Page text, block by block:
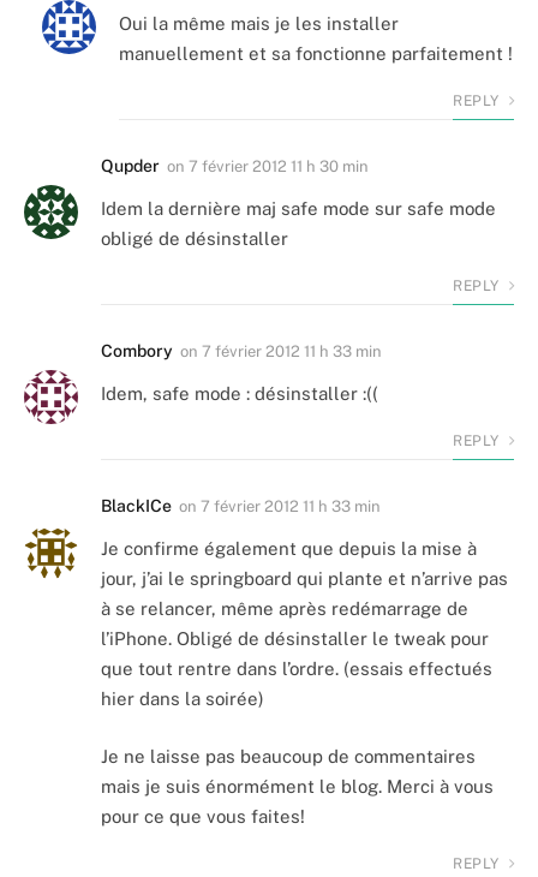
Oui la même mais je les installer
manuellement et sa fonctionne parfaitement !
REPLY
Qupder on 7 février 2012 11 h 30 min
Idem la dernière maj safe mode sur safe mode
obligé de désinstaller
REPLY
Combory on 7 février 2012 11 h 33 min
Idem, safe mode : désinstaller :((
REPLY
BlackICe on 7 février 2012 11 h 33 min
Je confirme également que depuis la mise à
jour, j’ai le springboard qui plante et n’arrive pas
à se relancer, même après redémarrage de
l’iPhone. Obligé de désinstaller le tweak pour
que tout rentre dans l’ordre. (essais effectués
hier dans la soirée)
Je ne laisse pas beaucoup de commentaires
mais je suis énormément le blog. Merci à vous
pour ce que vous faites!
REPLY